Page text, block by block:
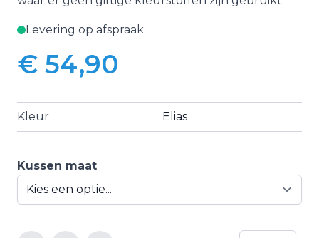
Levering op afspraak
Vanaf:
€ 54,90
Kleur Elias
Kussen maat